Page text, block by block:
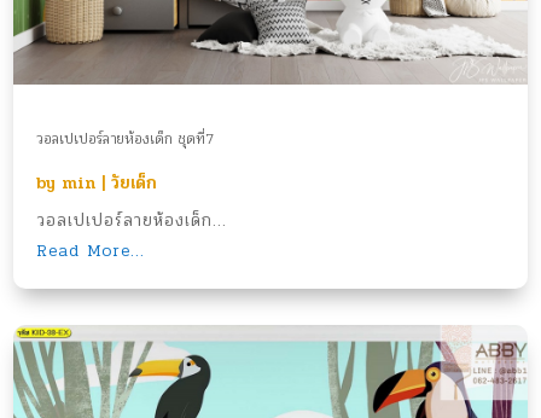
วอลเปเปอร์ลายห้องเด็ก ชุดที่7
by min |วัยเด็ก
วอลเปเปอร์ลายห้องเด็ก...
Read More...